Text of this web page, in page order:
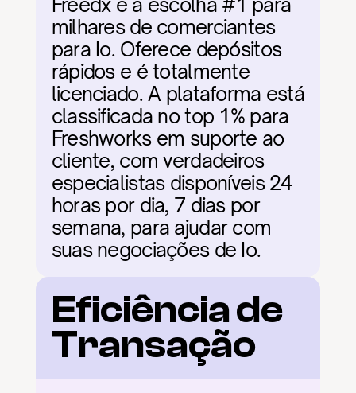
Freedx é a escolha #1 para
milhares de comerciantes
para Io. Oferece depósitos
rápidos e é totalmente
licenciado. A plataforma está
classificada no top 1% para
Freshworks em suporte ao
cliente, com verdadeiros
especialistas disponíveis 24
horas por dia, 7 dias por
semana, para ajudar com
suas negociações de Io.
Eficiência de
Transação